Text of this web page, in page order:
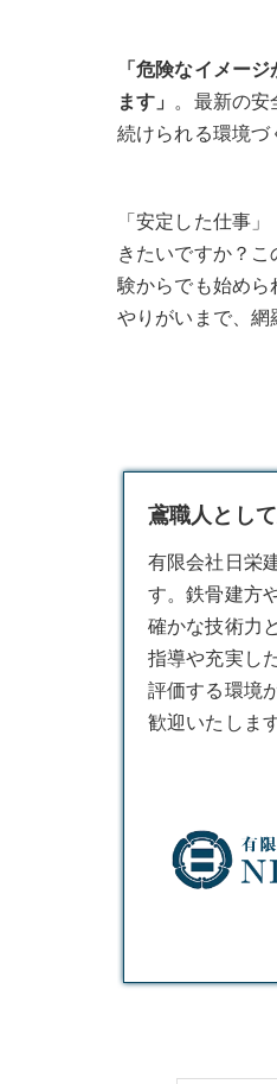
「危険なイメー
ます」 。最新の安
続けられる環境づ
「安定した仕事
きたいですか？
験からでも始め
やりがいまで、網
鳶職人とし
有限会社日栄
す。鉄骨建方
確かな技術力
指導や充実し
評価する環境
歓迎いたしま